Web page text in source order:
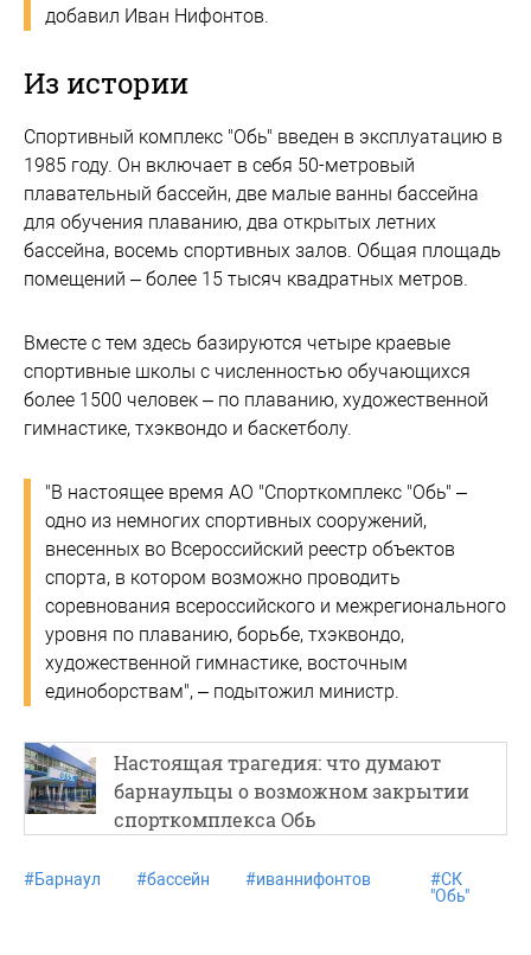
добавил Иван Нифонтов.
Из истории
Спортивный комплекс "Обь" введен в эксплуатацию в
1985 году. Он включает в себя 50-метровый
плавательный бассейн, две малые ванны бассейна
для обучения плаванию, два открытых летних
бассейна, восемь спортивных залов. Общая площадь
помещений – более 15 тысяч квадратных метров.
Вместе с тем здесь базируются четыре краевые
спортивные школы с численностью обучающихся
более 1500 человек – по плаванию, художественной
гимнастике, тхэквондо и баскетболу.
"В настоящее время АО "Спорткомплекс "Обь" –
одно из немногих спортивных сооружений,
внесенных во Всероссийский реестр объектов
спорта, в котором возможно проводить
соревнования всероссийского и межрегионального
уровня по плаванию, борьбе, тхэквондо,
художественной гимнастике, восточным
единоборствам", – подытожил министр.
Настоящая трагедия: что думают
барнаульцы о возможном закрытии
спорткомплекса Обь
#Барнаул #бассейн #иваннифонтов #СК
"Обь"